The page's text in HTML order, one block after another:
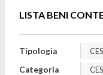
LISTA BENI
Tipologia
Categoria